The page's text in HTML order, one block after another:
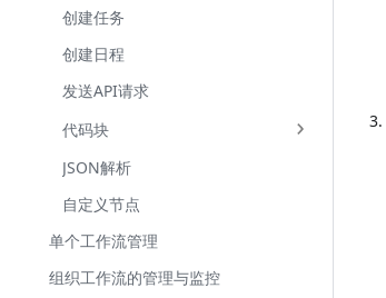
创建任务
创建日程
发送API请求
代码块
JSON解析
自定义节点
单个工作流管理
组织工作流的管理与监控